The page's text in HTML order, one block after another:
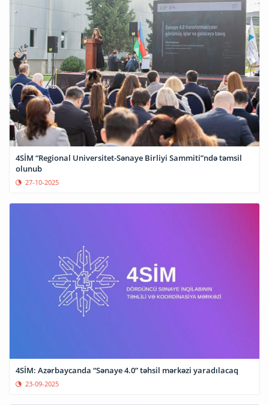
4SİM “Regional Universitet-Sənaye Birliyi Sammiti”ndə təmsil
olunub
27-10-2025
4SİM: Azərbaycanda “Sənaye 4.0” təhsil mərkəzi yaradılacaq
23-09-2025